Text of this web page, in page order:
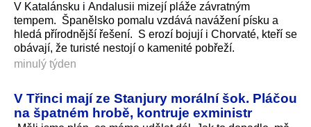
V Katalánsku i Andalusii mizejí pláže závratným
tempem. Španělsko pomalu vzdává navážení písku a
hledá přírodnější řešení. S erozí bojují i Chorvaté, kteří se
obávají, že turisté nestojí o kamenité pobřeží.
minulý týden
V Třinci mají ze Stanjury morální šok. Pláčou
na špatném hrobě, kontruje exministr